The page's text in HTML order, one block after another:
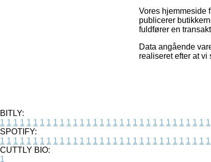
Vores hjemmeside
publicerer
fuldfører en
Data angående
realiseret efter at vi
BITLY:
1 1 1 1 1 1 1 1 1 1 1 1 1 1 1 1 1 1 1 1 1 1 1 1 1 1 1 1 1 1 1 1
SPOTIFY:
1 1 1 1 1 1 1 1 1 1 1 1 1 1 1 1 1 1 1 1 1 1 1 1 1 1 1 1 1 1 1 1
CUTTLY BIO:
1